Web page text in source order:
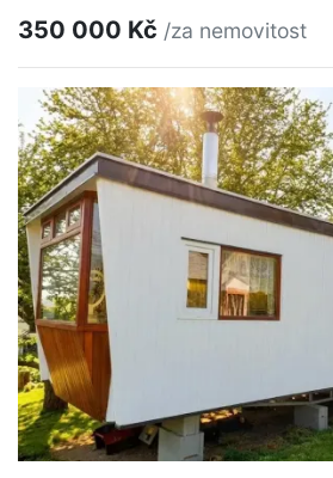
350 000 Kč /za nemovitost